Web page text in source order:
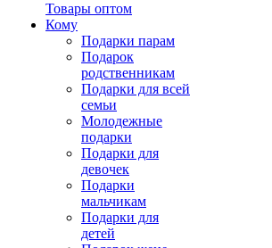
Товары оптом
Кому
Подарки парам
Подарок
родственникам
Подарки для всей
семьи
Молодежные
подарки
Подарки для
девочек
Подарки
мальчикам
Подарки для
детей